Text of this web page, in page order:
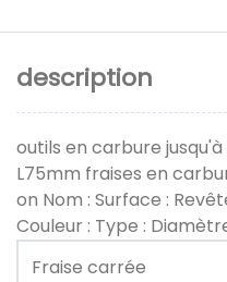
description
outils en carbure
L75mm fraises en
on Nom : Surface :
Couleur : Type :
Fraise carrée